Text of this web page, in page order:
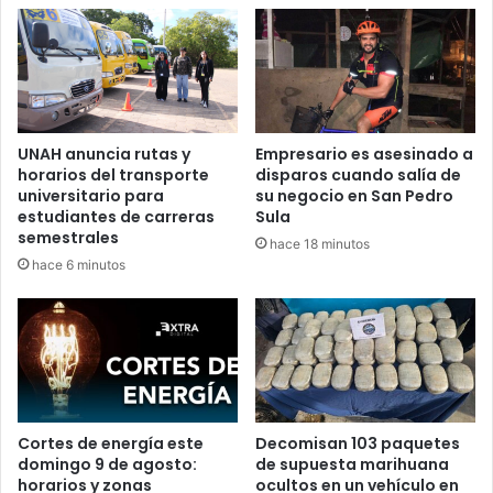
ataques si Israel vuelve a bombardear el Líbano.
#URGENTE
| Fuego en el centro
de Irán después de una serie de
ataques aéreos de las FDI
ligadas al régimen confirman las
explosiones.
pic.twitter.com/QYrTLOsMcQ
— Mundo en Conflicto
(@MundoEConflicto)
June 8, 2026
UNAH anuncia rutas y
horarios del transporte
universitario para
estudiantes de carreras
semestrales
hace 6 minutos
Empresario es asesinado a
disparos cuando salía de
su negocio en San Pedro
Sula
hace 18 minutos
Cortes de energía este
domingo 9 de agosto:
horarios y zonas
Decomisan 103 paquetes
de supuesta marihuana
ocultos en un vehículo en